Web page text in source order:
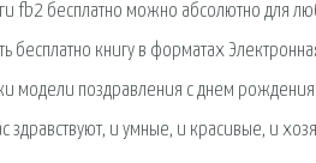
fb2 бесплатно можно абсолютно для
бесплатно книгу в форматах
модели поздравления с днем
и умные, и красивые, и